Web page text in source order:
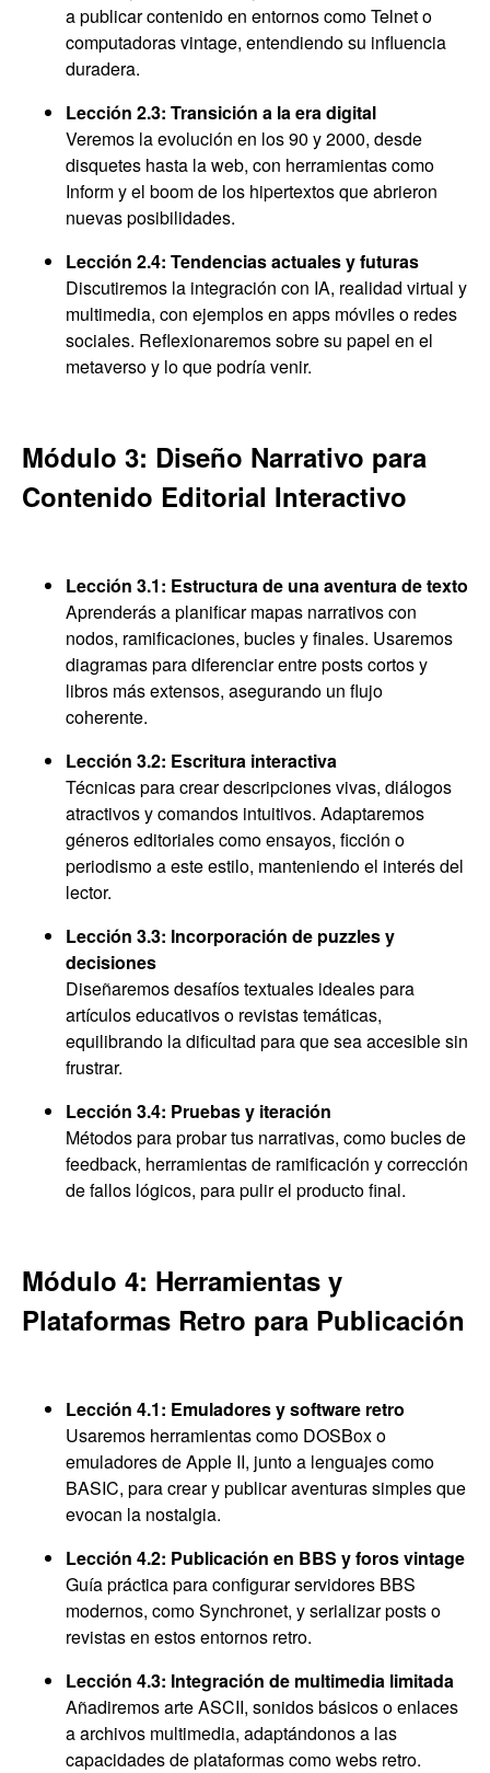
a publicar contenido en entornos como Telnet o
computadoras vintage, entendiendo su influencia
duradera.
Lección 2.3: Transición a la era digital
Veremos la evolución en los 90 y 2000, desde
disquetes hasta la web, con herramientas como
Inform y el boom de los hipertextos que abrieron
nuevas posibilidades.
Lección 2.4: Tendencias actuales y futuras
Discutiremos la integración con IA, realidad virtual y
multimedia, con ejemplos en apps móviles o redes
sociales. Reflexionaremos sobre su papel en el
metaverso y lo que podría venir.
Módulo 3: Diseño Narrativo para
Contenido Editorial Interactivo
Lección 3.1: Estructura de una aventura de texto
Aprenderás a planificar mapas narrativos con
nodos, ramificaciones, bucles y finales. Usaremos
diagramas para diferenciar entre posts cortos y
libros más extensos, asegurando un flujo
coherente.
Lección 3.2: Escritura interactiva
Técnicas para crear descripciones vivas, diálogos
atractivos y comandos intuitivos. Adaptaremos
géneros editoriales como ensayos, ficción o
periodismo a este estilo, manteniendo el interés del
lector.
Lección 3.3: Incorporación de puzzles y
decisiones
Diseñaremos desafíos textuales ideales para
artículos educativos o revistas temáticas,
equilibrando la dificultad para que sea accesible sin
frustrar.
Lección 3.4: Pruebas y iteración
Métodos para probar tus narrativas, como bucles de
feedback, herramientas de ramificación y corrección
de fallos lógicos, para pulir el producto final.
Módulo 4: Herramientas y
Plataformas Retro para Publicación
Lección 4.1: Emuladores y software retro
Usaremos herramientas como DOSBox o
emuladores de Apple II, junto a lenguajes como
BASIC, para crear y publicar aventuras simples que
evocan la nostalgia.
Lección 4.2: Publicación en BBS y foros vintage
Guía práctica para configurar servidores BBS
modernos, como Synchronet, y serializar posts o
revistas en estos entornos retro.
Lección 4.3: Integración de multimedia limitada
Añadiremos arte ASCII, sonidos básicos o enlaces
a archivos multimedia, adaptándonos a las
capacidades de plataformas como webs retro.